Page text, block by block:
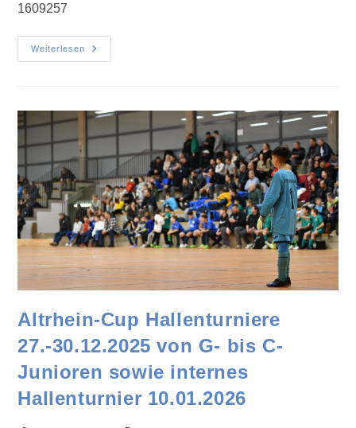
1609257
Weiterlesen
Altrhein-Cup Hallenturniere
27.-30.12.2025 von G- bis C-
Junioren sowie internes
Hallenturnier 10.01.2026